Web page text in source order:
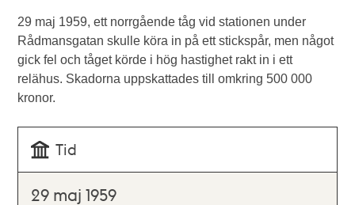
29 maj 1959, ett norrgående tåg vid stationen under
Rådmansgatan skulle köra in på ett stickspår, men något
gick fel och tåget körde i hög hastighet rakt in i ett
relähus. Skadorna uppskattades till omkring 500 000
kronor.
Tid
29 maj 1959